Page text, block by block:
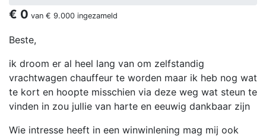
€ 0 van € 9.000 ingezameld
Beste,
ik droom er al heel lang van om zelfstandig
vrachtwagen chauffeur te worden maar ik heb nog wat
te kort en hoopte misschien via deze weg wat steun te
vinden in zou jullie van harte en eeuwig dankbaar zijn
Wie intresse heeft in een winwinlening mag mij ook